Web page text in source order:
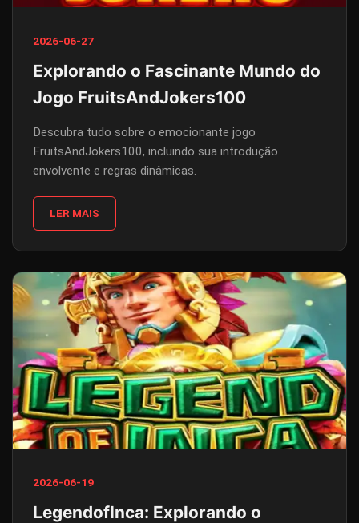
2026-06-27
Explorando o Fascinante Mundo do
Jogo FruitsAndJokers100
Descubra tudo sobre o emocionante jogo
FruitsAndJokers100, incluindo sua introdução
envolvente e regras dinâmicas.
LER MAIS
2026-06-19
LegendofInca: Explorando o